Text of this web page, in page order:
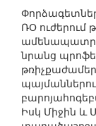
ՌՕ ուժերում
նրանց
Իսկ Միջին և